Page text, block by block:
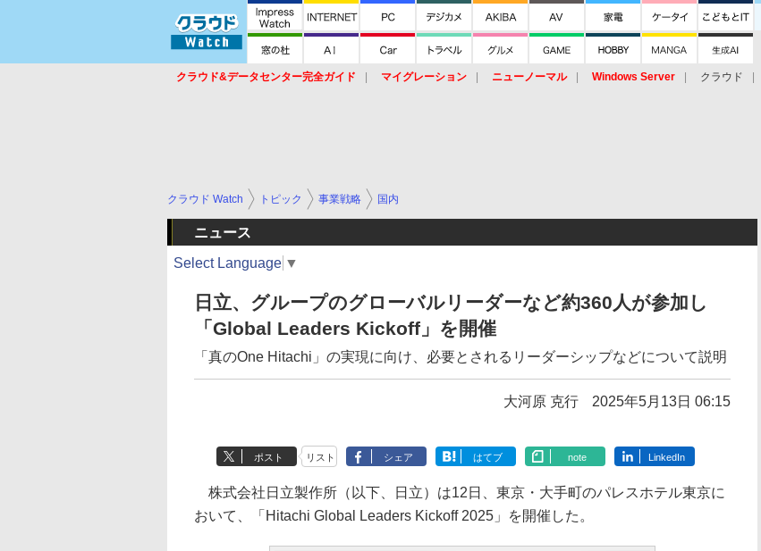
クラウド&データセンター完全ガイド マイグレーション ニューノーマル Windows Server クラウド
クラウド Watch トピック 事業戦略 国内
ニュース
Select Language ▼
日立、グループのグローバルリーダーなど約360人が参加し
「Global Leaders Kickoff」を開催
「真のOne Hitachi」の実現に向け、必要とされるリーダーシップなどについて説明
大河原 克行 2025年5月13日 06:15
ポスト リスト シェア はてブ note LinkedIn
株式会社日立製作所（以下、日立）は12日、東京・大手町のパレスホテル東京に
おいて、「Hitachi Global Leaders Kickoff 2025」を開催した。